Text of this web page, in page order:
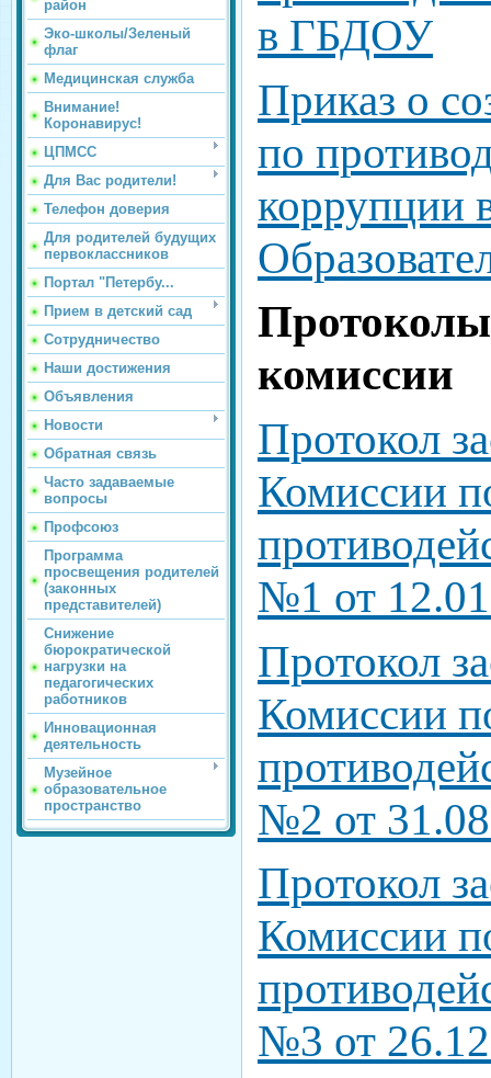
район
Эко-школы/Зеленый
флаг
Медицинская служба
Внимание!
Коронавирус!
ЦПМСС
Для Вас родители!
Телефон доверия
Для родителей будущих
первоклассников
Портал "Петербу...
Прием в детский сад
Сотрудничество
Наши достижения
Объявления
Новости
Обратная связь
Часто задаваемые
вопросы
Профсоюз
Программа
просвещения родителей
(законных
представителей)
Снижение
бюрократической
нагрузки на
педагогических
работников
Инновационная
деятельность
Музейное
образовательное
пространство
в ГБДОУ
Приказ о
по
коррупции
Протоколы
комиссии
Протокол
Комиссии
№1 от
Протокол
Комиссии
№2 от
Протокол
Комиссии
№3 от